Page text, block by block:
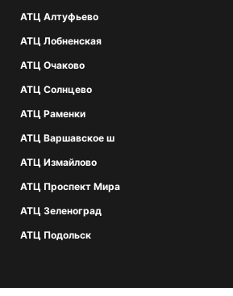
АТЦ Алтуфьево
АТЦ Лобненская
АТЦ Очаково
АТЦ Солнцево
АТЦ Раменки
АТЦ Варшавское ш
АТЦ Измайлово
АТЦ Проспект Мира
АТЦ Зеленоград
АТЦ Подольск